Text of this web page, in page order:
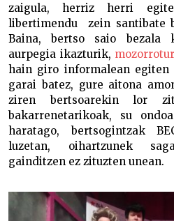
zaigula, herriz herri
libertimendu zein santibate
Baina, bertso saio bezala
aurpegia ikazturik,
hain giro informalean egiten
garai batez, gure aitona
ziren bertsoarekin lor
bakarrenetarikoak, su
haratago, bertsogintzak
luzetan, oihartzunek
gainditzen ez zituzten unean.